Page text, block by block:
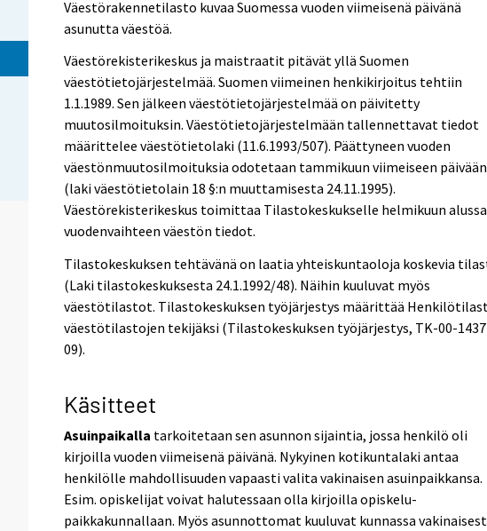
Väestörakennetilasto kuvaa Suomessa vuoden viimeisenä päivänä
asunutta väestöä.
Väestörekisterikeskus ja maistraatit pitävät yllä Suomen
väestötietojärjestelmää. Suomen viimeinen henkikirjoitus tehtiin
1.1.1989. Sen jälkeen väestötietojärjestelmää on päivitetty
muutosilmoituksin. Väestötietojärjestelmään tallennettavat tiedot
määrittelee väestötietolaki (11.6.1993/507). Päättyneen vuoden
väestönmuutosilmoituksia odotetaan tammikuun viimeiseen päivään
(laki väestötietolain 18 §:n muuttamisesta 24.11.1995).
Väestörekisterikeskus toimittaa Tilastokeskukselle helmikuun alussa
vuodenvaihteen väestön tiedot.
Tilastokeskuksen tehtävänä on laatia yhteiskuntaoloja koskevia
(Laki tilastokeskuksesta 24.1.1992/48). Näihin kuuluvat myös
väestötilastot. Tilastokeskuksen työjärjestys määrittää
väestötilastojen tekijäksi (Tilastokeskuksen työjärjestys, TK-00-
09).
Käsitteet
Asuinpaikalla tarkoitetaan sen asunnon sijaintia, jossa henkilö oli
kirjoilla vuoden viimeisenä päivänä. Nykyinen kotikuntalaki antaa
henkilölle mahdollisuuden vapaasti valita vakinaisen asuinpaikkansa.
Esim. opiskelijat voivat halutessaan olla kirjoilla opiskelu-
paikkakunnallaan. Myös asunnottomat kuuluvat kunnassa